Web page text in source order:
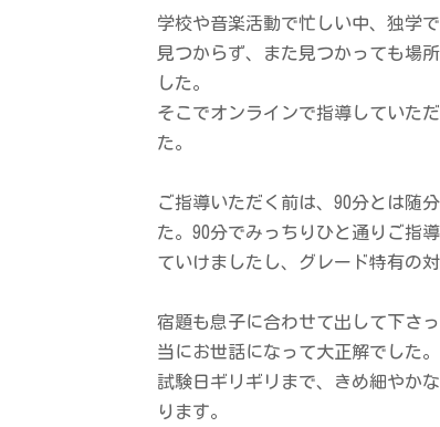
学校や音楽活動で忙しい中、独学
見つからず、また見つかっても場
した。
そこでオンラインで指導していた
た。
ご指導いただく前は、90分とは随
た。90分でみっちりひと通りご指
ていけましたし、グレード特有の
宿題も息子に合わせて出して下さ
当にお世話になって大正解でした。
試験日ギリギリまで、きめ細やか
ります。